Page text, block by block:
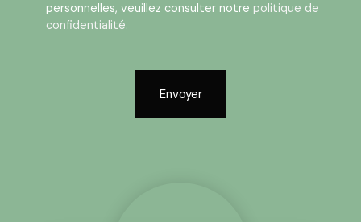
personnelles, veuillez consulter notre politique de
confidentialité.
Envoyer